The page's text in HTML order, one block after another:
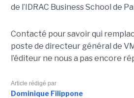
de l’IDRAC Business School de
Contacté pour savoir qui
poste de directeur général de
l’éditeur ne nous a pas encore
Article rédigé par
Dominique Filippone